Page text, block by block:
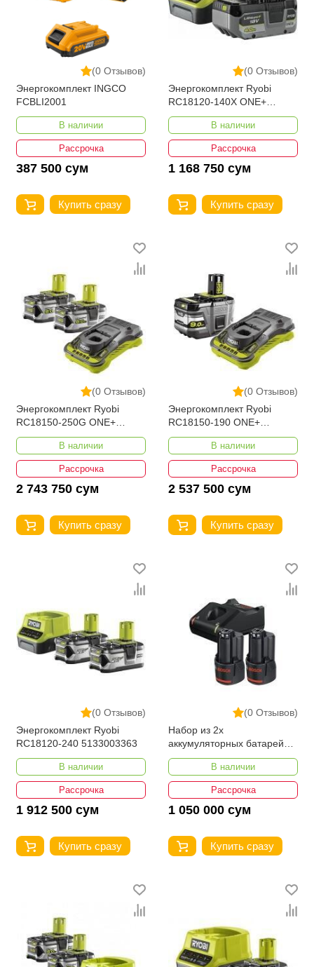
(0 Отзывов)
Энергокомплект INGCO
FCBLI2001
В наличии
Рассрочка
387 500 сум
Купить сразу
(0 Отзывов)
Энергокомплект Ryobi
RC18120-140X ONE+
5133005091
В наличии
Рассрочка
1 168 750 сум
Купить сразу
(0 Отзывов)
Энергокомплект Ryobi
RC18150-250G ONE+
5133004422
В наличии
Рассрочка
2 743 750 сум
Купить сразу
(0 Отзывов)
Энергокомплект Ryobi
RC18150-190 ONE+
5133004421
В наличии
Рассрочка
2 537 500 сум
Купить сразу
(0 Отзывов)
Энергокомплект Ryobi
RC18120-240 5133003363
В наличии
Рассрочка
1 912 500 сум
Купить сразу
(0 Отзывов)
Набор из 2x
аккумуляторных батарей
Bosch GAL 12 V-40+2x GBA
В наличии
Рассрочка
1 050 000 сум
Купить сразу